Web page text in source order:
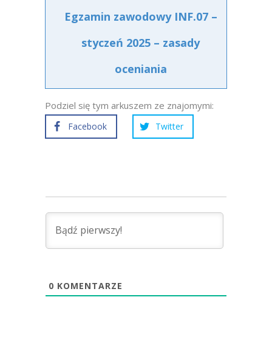
Egzamin zawodowy INF.07 –
styczeń 2025 – zasady
oceniania
Podziel się tym arkuszem ze znajomymi:
Facebook Twitter
0 KOMENTARZE